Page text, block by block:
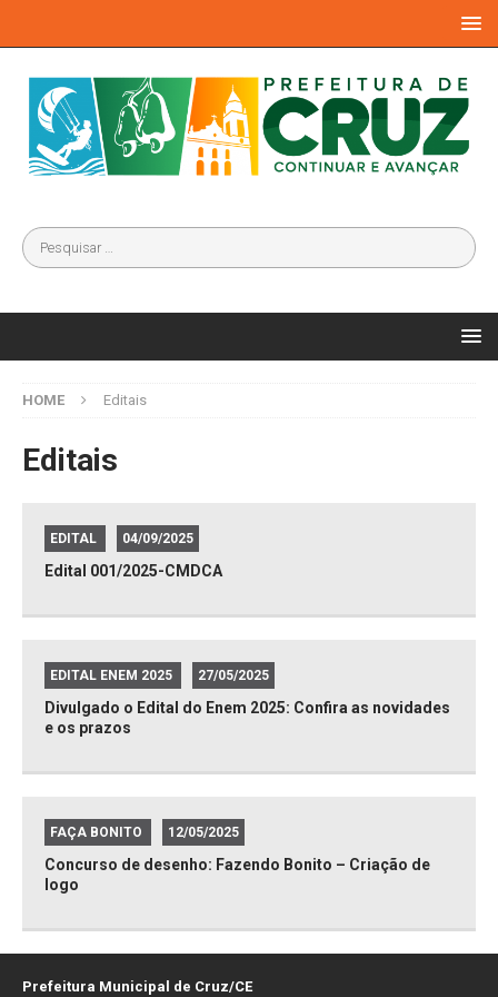
HOME Editais
Editais
EDITAL 04/09/2025
Edital 001/2025-CMDCA
EDITAL ENEM 2025 27/05/2025
Divulgado o Edital do Enem 2025: Confira as novidades
e os prazos
FAÇA BONITO 12/05/2025
Concurso de desenho: Fazendo Bonito – Criação de
logo
Prefeitura Municipal de Cruz/CE